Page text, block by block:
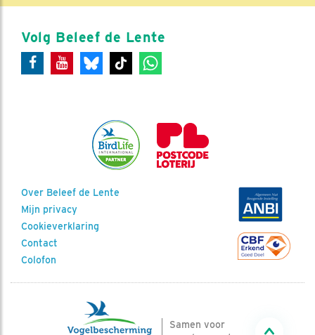
Volg Beleef de Lente
Over Beleef de Lente
Mijn privacy
Cookieverklaring
Contact
Colofon
Samen voor